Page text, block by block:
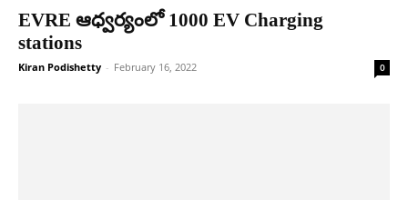
EVRE ఆధ్వ‌ర్యంలో 1000 EV Charging
stations
Kiran Podishetty - February 16, 2022 0